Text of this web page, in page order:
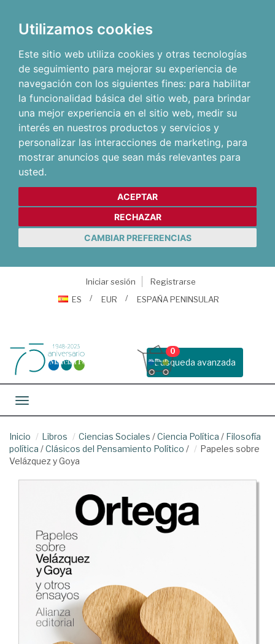
Utilizamos cookies
Este sitio web utiliza cookies y otras tecnologías
de seguimiento para mejorar su experiencia de
navegación con los siguientes fines: para habilitar
la funcionalidad básica del sitio web, para brindar
una mejor experiencia en el sitio web, medir su
interés en nuestros productos y servicios y
personalizar las interacciones de marketing, para
mostrar anuncios que sean más relevantes para
usted.
ACEPTAR
RECHAZAR
CAMBIAR PREFERENCIAS
Iniciar sesión
Registrarse
ES
EUR ESPAÑA PENINSULAR
Busqueda avanzada
0
Toggle navigation
Inicio Libros Ciencias Sociales /Ciencia Política / Filosofía
política /Clásicos del Pensamiento Político /
Papeles sobre
Velázquez y Goya